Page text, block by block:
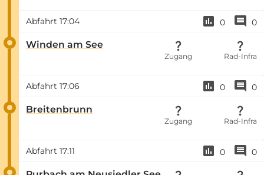
Abfahrt 17:04 0 0
Winden am See
Zugang Rad-Infra
Abfahrt 17:06 0 0
Breitenbrunn
Zugang Rad-Infra
Abfahrt 17:11 0 0